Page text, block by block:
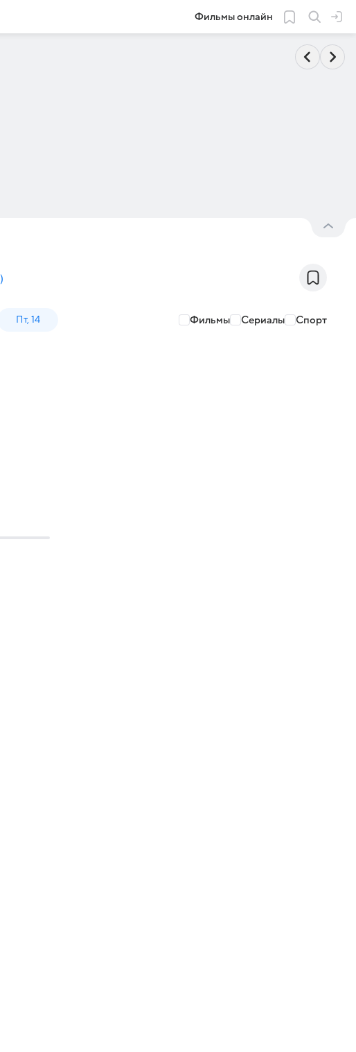
Фильмы онлайн
)
Пт, 14 Фильмы Сериалы Спорт